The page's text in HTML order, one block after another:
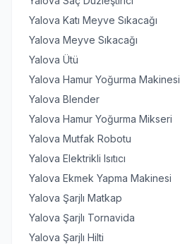
Yalova Katı Meyve Sıkacağı
Yalova Meyve Sıkacağı
Yalova Ütü
Yalova Hamur Yoğurma Makinesi
Yalova Blender
Yalova Hamur Yoğurma Mikseri
Yalova Mutfak Robotu
Yalova Elektrikli Isıtıcı
Yalova Ekmek Yapma Makinesi
Yalova Şarjlı Matkap
Yalova Şarjlı Tornavida
Yalova Şarjlı Hilti